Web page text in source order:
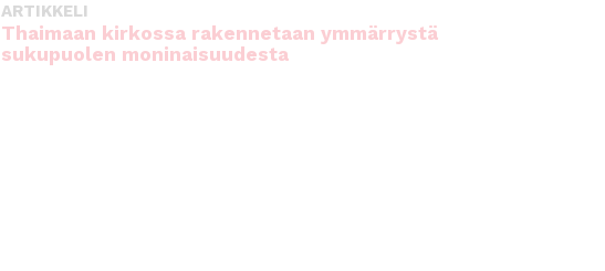
ARTIKKELI
Thaimaan kirkossa rakennetaan ymmärrystä
sukupuolen moninaisuudesta